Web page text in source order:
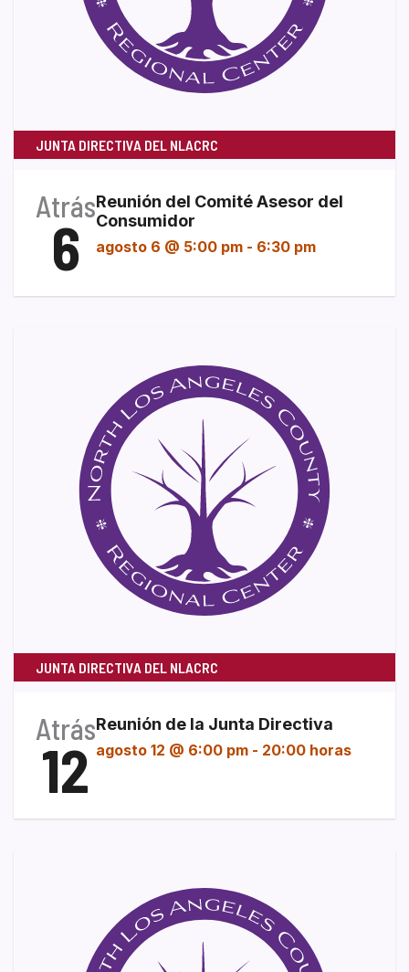
JUNTA DIRECTIVA DEL NLACRC
Atrás
6
Reunión del Comité Asesor del
Consumidor
agosto 6 @ 5:00 pm - 6:30 pm
JUNTA DIRECTIVA DEL NLACRC
Atrás
12
Reunión de la Junta Directiva
agosto 12 @ 6:00 pm - 20:00 horas